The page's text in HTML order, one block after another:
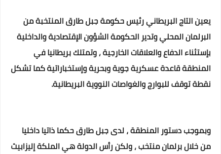
يعين التاج البريطاني رئيس حكومة جبل طارق المنتخبة من
البرلمان المحلي وتدير الحكومة الشؤون الإقتصادية والداخلية
بإستثناء الدفاع والعلاقات الخارجية ، وتمتلك بريطانيا في
المنطقة قاعدة عسكرية جوية وبحرية وإستخباراتية كما تشكل
نقطة توقف للبوارج والغواصات النووية البريطانية.
وبموجب دستور المنطقة ، لدى جبل طارق حكما ذاتيا داخليا
من خلال برلمان منتخب ، ولكن رأس الدولة هي الملكة إليزابيث